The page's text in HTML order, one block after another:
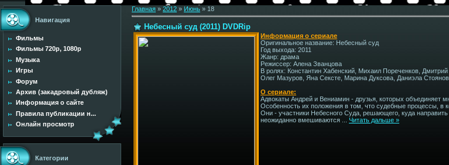
Навигация
Фильмы
Фильмы 720p, 1080p
Музыка
Игры
Форум
Архив (закадровый дубляж)
Информация о сайте
Правила публикации н...
Онлайн просмотр
Категории
Главная » 2012 » Июнь » 18
Небесный суд (2011) DVDRip
Информация о сериале
Оригинальное название: Небесный суд
Год выхода: 2011
Жанр: драма
Режиссер: Алена Званцова
В ролях: Константин Хабенский, Михаил Пореченков,
Олег Мазуров, Яна Сексте, Марина Дуксова, Даниэла
О сериале:
Адвокаты Андрей и Вениамин - друзья, которых объединяет
Особенность их положения в том, что судебные процессы, в
Они - участники Небесного Суда, решающего, куда
неожиданно вмешиваются
Читать дальше »